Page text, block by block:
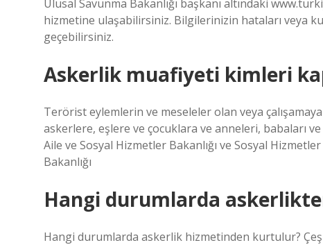
Ulusal Savunma Bakanlığı başkanı altındaki
hizmetine ulaşabilirsiniz. Bilgilerinizin hataları veya
geçebilirsiniz.
Askerlik muafiyeti kimleri
Terörist eylemlerin ve meseleler olan veya
askerlere, eşlere ve çocuklara ve anneleri, babaları
Aile ve Sosyal Hizmetler Bakanlığı ve Sosyal
Bakanlığı
Hangi durumlarda
Hangi durumlarda askerlik hizmetinden kurtulur?